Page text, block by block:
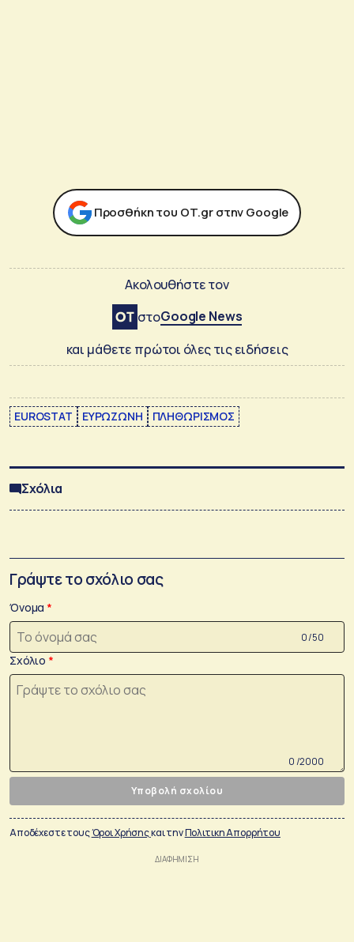
Προσθήκη του ΟΤ.gr στην Google
Ακολουθήστε τον
στοGoogle News
και μάθετε πρώτοι όλες τις ειδήσεις
EUROSTAT ΕΥΡΩΖΩΝΗ ΠΛΗΘΩΡΙΣΜΟΣ
Σχόλια
Γράψτε το σχόλιο σας
Όνομα
0 /50
Σχόλιο
0 /2000
Υποβολή σχολίου
Αποδέχεστε τουςΌροι Χρήσηςκαι τηνΠολιτικη Απορρήτου